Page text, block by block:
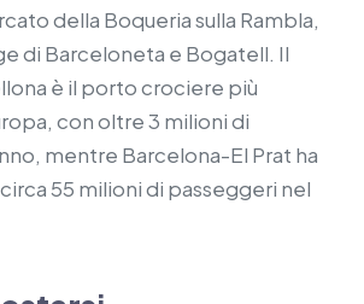
della Boqueria sulla Rambla,
di Barceloneta e Bogatell. Il
è il porto crociere più
con oltre 3 milioni di
mentre Barcelona-El Prat ha
55 milioni di passeggeri nel